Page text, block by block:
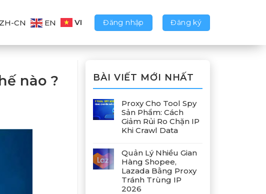
ZH-CN EN VI Đăng nhập Đăng ký
nào ? BÀI VIẾT MỚI NHẤT
Proxy Cho Tool Spy
Sản Phẩm: Cách
Giảm Rủi Ro Chặn IP
Khi Crawl Data
Quản Lý Nhiều Gian
Hàng Shopee,
Lazada Bằng Proxy
Tránh Trùng IP
2026